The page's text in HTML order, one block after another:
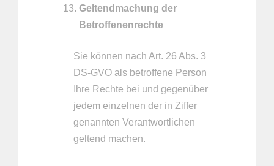
Geltendmachung der
Betroffenenrechte
Sie können nach Art. 26 Abs. 3
DS-GVO als betroffene Person
Ihre Rechte bei und gegenüber
jedem einzelnen der in Ziffer
genannten Verantwortlichen
geltend machen.